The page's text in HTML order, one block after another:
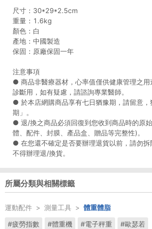
尺寸：30*29*2.5cm
重量：1.6kg
顏色：白
產地：中國製造
保固：原廠保固一年
注意事項
● 商品非醫療器材，心率值僅供健康管理之用
診斷用，如有疑慮，請諮詢專業醫師。
● 於本店網購商品享有七日猶豫期，請留意，
期」。
● 退/換之商品必須回復到您收到商品時的原
體、配件、封膜、產品盒、贈品等完整性)。
● 在您還不確定是否要辦理退貨以前，請勿拆
不得辦理退/換貨。
所屬分類與相關標籤
運動配件 > 測量工具 > 體重體脂
#疲勞指數
#體重機 #電子秤重
#歐瑟若